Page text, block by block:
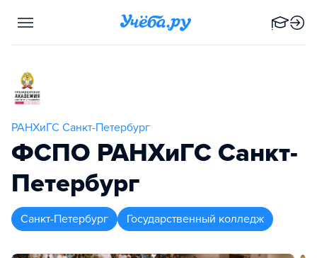
РАНХиГС Санкт-Петербург
ФСПО РАНХиГС Санкт-
Петербург
Санкт-Петербург Государственный колледж